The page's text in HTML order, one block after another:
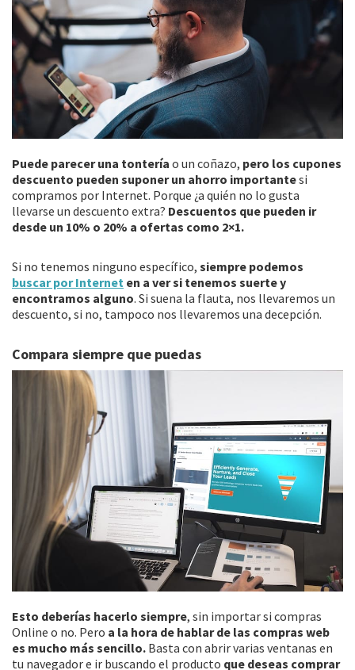
Puede parecer una tontería o un coñazo, pero los cupones
descuento pueden suponer un ahorro importantesi
compramos por Internet. Porque ¿a quién no lo gusta
llevarse un descuento extra? Descuentos que pueden ir
desde un 10% o 20% a ofertas como 2×1.
Si no tenemos ninguno específico, siempre podemos
buscar por Internet en a ver si tenemos suerte y
encontramos alguno. Si suena la flauta, nos llevaremos un
descuento, si no, tampoco nos llevaremos una decepción.
Compara siempre que puedas
Esto deberías hacerlo siempre, sin importar si compras
Online o no. Pero a la hora de hablar de las compras web
es mucho más sencillo. Basta con abrir varias ventanas en
tu navegador e ir buscando el producto que deseas comprar